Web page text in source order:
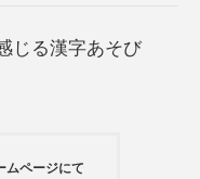
じる漢字あそび
ムページにて